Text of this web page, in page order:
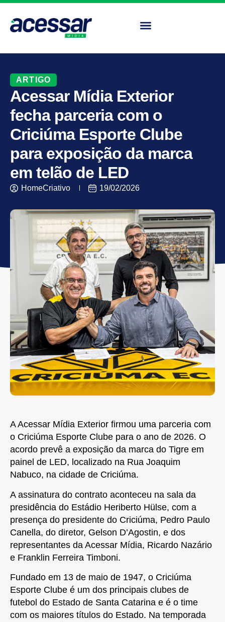
ARTIGO
Acessar Mídia Exterior
fecha parceria com o
Criciúma Esporte Clube
para exposição da marca
em telão de LED
HomeCriativo 19/02/2026
A Acessar Mídia Exterior firmou uma parceria com
o Criciúma Esporte Clube para o ano de 2026. O
acordo prevê a exposição da marca do Tigre em
painel de LED, localizado na Rua Joaquim
Nabuco, na cidade de Criciúma.
A assinatura do contrato aconteceu na sala da
presidência do Estádio Heriberto Hülse, com a
presença do presidente do Criciúma, Pedro Paulo
Canella, do diretor, Gelson D’Agostin, e dos
representantes da Acessar Mídia, Ricardo Nazário
e Franklin Ferreira Timboni.
Fundado em 13 de maio de 1947, o Criciúma
Esporte Clube é um dos principais clubes de
futebol do Estado de Santa Catarina e é o time
com os maiores títulos do Estado. Na temporada